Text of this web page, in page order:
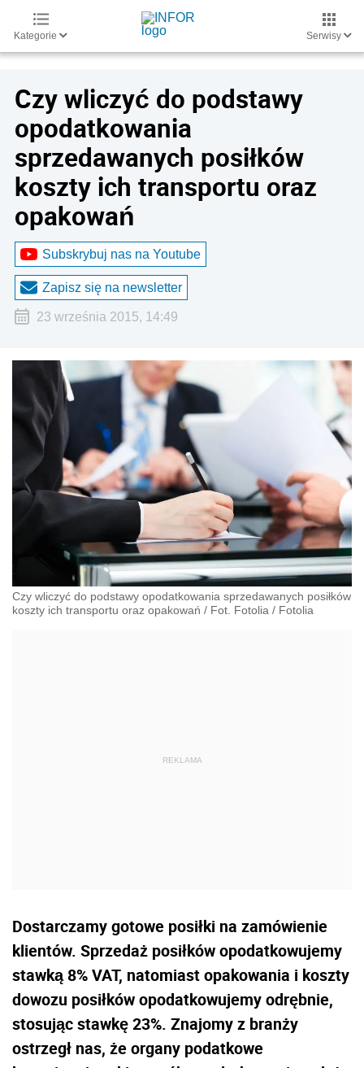
Kategorie Serwisy
Czy wliczyć do podstawy
opodatkowania
sprzedawanych posiłków
koszty ich transportu oraz
opakowań
Subskrybuj nas na Youtube
Zapisz się na newsletter
23 września 2015, 14:49
Czy wliczyć do podstawy opodatkowania sprzedawanych posiłków
koszty ich transportu oraz opakowań / Fot. Fotolia / Fotolia
Dostarczamy gotowe posiłki na zamówienie
klientów. Sprzedaż posiłków opodatkowujemy
stawką 8% VAT, natomiast opakowania i koszty
dowozu posiłków opodatkowujemy odrębnie,
stosując stawkę 23%. Znajomy z branży
ostrzegł nas, że organy podatkowe